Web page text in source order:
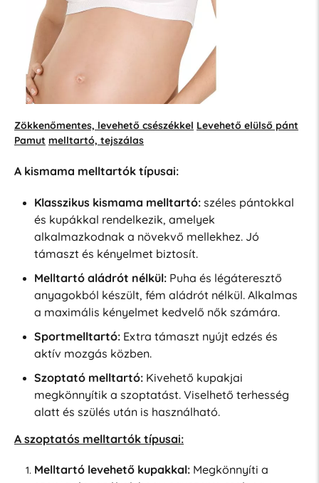
Zökkenőmentes, levehető csészékkel Levehető elülső pánt
Pamut melltartó, tejszálas
A kismama melltartók típusai:
Klasszikus kismama melltartó:széles pántokkal
és kupákkal rendelkezik, amelyek
alkalmazkodnak a növekvő mellekhez. Jó
támaszt és kényelmet biztosít.
Melltartó aládrót nélkül:Puha és légáteresztő
anyagokból készült, fém aládrót nélkül. Alkalmas
a maximális kényelmet kedvelő nők számára.
Sportmelltartó:Extra támaszt nyújt edzés és
aktív mozgás közben.
Szoptató melltartó:Kivehető kupakjai
megkönnyítik a szoptatást. Viselhető terhesség
alatt és szülés után is használható.
A szoptatós melltartók típusai:
Melltartó levehető kupakkal:Megkönnyíti a